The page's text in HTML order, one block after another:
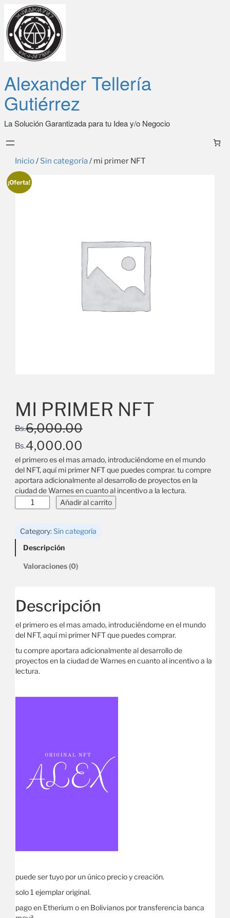
Alexander Tellería
Gutiérrez
La Solución Garantizada para tu Idea y/o Negocio
Inicio/ Sin categoría/ mi primer NFT
¡Oferta!
MI PRIMER NFT
Bs.6,000.00
Bs.4,000.00
el primero es el mas amado, introduciéndome en el mundo
del NFT, aquí mi primer NFT que puedes comprar. tu compre
aportara adicionalmente al desarrollo de proyectos en la
ciudad de Warnes en cuanto al incentivo a la lectura.
Añadir al carrito
Category:Sin categoría
Descripción
Valoraciones (0)
Descripción
el primero es el mas amado, introduciéndome en el mundo
del NFT, aquí mi primer NFT que puedes comprar.
tu compre aportara adicionalmente al desarrollo de
proyectos en la ciudad de Warnes en cuanto al incentivo a la
lectura.
puede ser tuyo por un único precio y creación.
solo 1 ejemplar original.
pago en Etherium o en Bolivianos por transferencia banca